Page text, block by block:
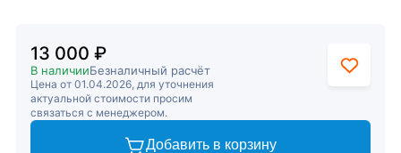
13 000 ₽
В наличииБезналичный расчёт
Цена от 01.04.2026, для уточнения
актуальной стоимости просим
связаться с менеджером.
Добавить в корзину